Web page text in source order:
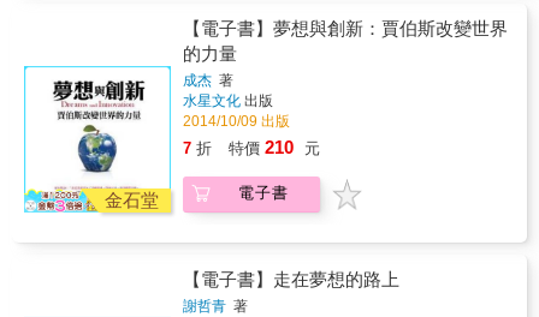
就自我。透過這些女性領袖菁英的發聲，希望
帶給職場上的年輕女性，以全新思維來檢視自
己的工作態度，積極地看待自己的工作，不再
只是為了一份薪水、為了等待下班而工作。由
此激發年輕女性發掘心中的夢想，找到自己
「真正想做的事」。二十則最動人的築夢故
事，鼓勵所有年輕女孩們，邁開堅定步伐，向
夢想前進。
金石堂
【電子書】夢想與創新：賈伯斯改變世界
的力量
成杰 著
水星文化 出版
2014/10/09 出版
7 折 特價 210 元
電子書
【電子書】走在夢想的路上
謝哲青 著